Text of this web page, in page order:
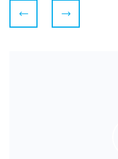
СледующийПредыдущий